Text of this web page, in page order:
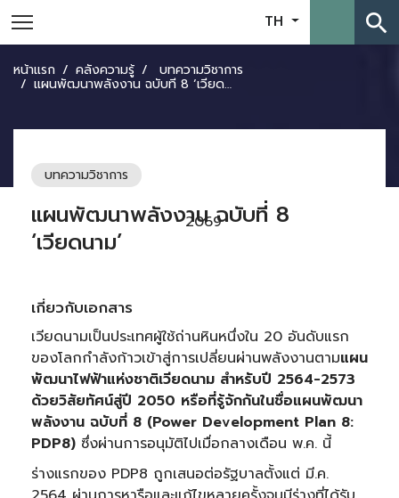
TH search
หน้าแรก คลังความรู้ บทความวิชาการ
แผนพัฒนาพลังงาน ฉบับที่ 8 ‘เวียดนาม’
บทความวิชาการ
2069
แผนพัฒนาพลังงาน ฉบับที่ 8
‘เวียดนาม’
เกี่ยวกับเอกสาร
เวียดนามเป็นประเทศผู้ใช้ถ่านหินหนึ่งใน 20 อันดับแรก
ของโลกกำลังก้าวเข้าสู่การเปลี่ยนผ่านพลังงานตามแผน
พัฒนาไฟฟ้าแห่งชาติเวียดนาม สำหรับปี 2564-2573
ด้วยวิสัยทัศน์สู่ปี 2050 หรือที่รู้จักกันในชื่อแผนพัฒนา
พลังงาน ฉบับที่ 8 (Power Development Plan 8:
PDP8) ซึ่งผ่านการอนุมัติไปเมื่อกลางเดือน พ.ค. นี้
ร่างแรกของ PDP8 ถูกเสนอต่อรัฐบาลตั้งแต่ มี.ค.